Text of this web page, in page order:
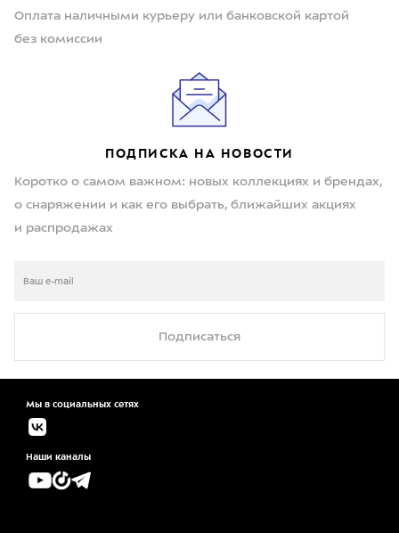
Оплата наличными курьеру или банковской картой
без комиссии
ПОДПИСКА НА НОВОСТИ
Коротко о самом важном: новых коллекциях и брендах,
о снаряжении и как его выбрать, ближайших акциях
и распродажах
Подписаться
Мы в социальных сетях
Наши каналы